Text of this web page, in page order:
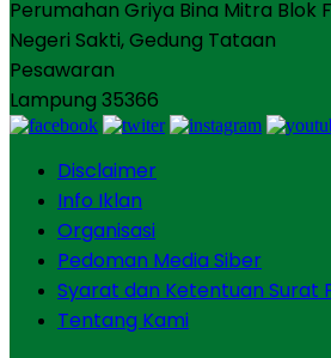
Perumahan Griya Bina Mitra Blok F
Negeri Sakti, Gedung Tataan
Pesawaran
Lampung 35366
Disclaimer
Info Iklan
Organisasi
Pedoman Media Siber
Syarat dan Ketentuan Surat
Tentang Kami